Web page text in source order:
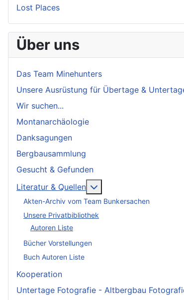
Lost Places
Über uns
Das Team Minehunters
Unsere Ausrüstung für Übertage &
Wir suchen...
Montanarchäologie
Danksagungen
Bergbausammlung
Gesucht & Gefunden
Literatur & Quellen
Akten-Archiv vom Team Bunkersachen
Unsere Privatbibliothek
Autoren Liste
Bücher Vorstellungen
Buch Autoren Liste
Kooperation
Untertage Fotografie - Altbergbau